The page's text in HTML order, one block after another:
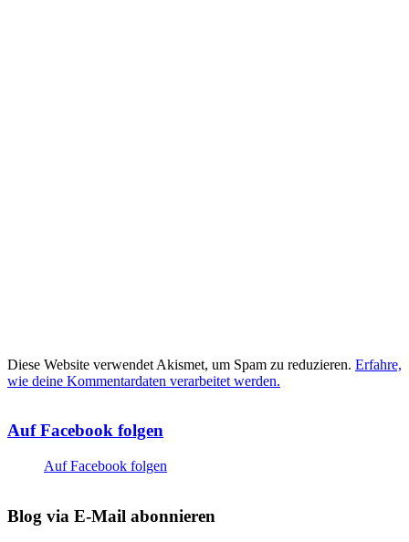
Diese Website verwendet Akismet, um Spam zu reduzieren. Erfahre,
wie deine Kommentardaten verarbeitet werden.
Auf Facebook folgen
Auf Facebook folgen
Blog via E-Mail abonnieren